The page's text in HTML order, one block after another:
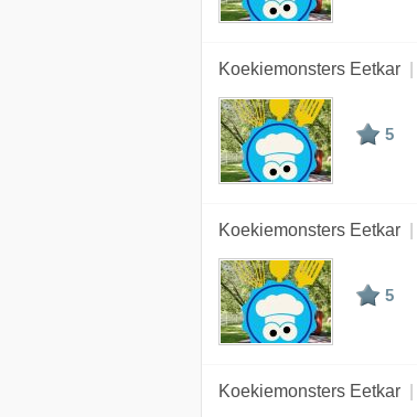
Koekiemonsters Eetkar
5
Koekiemonsters Eetkar
5
Koekiemonsters Eetkar